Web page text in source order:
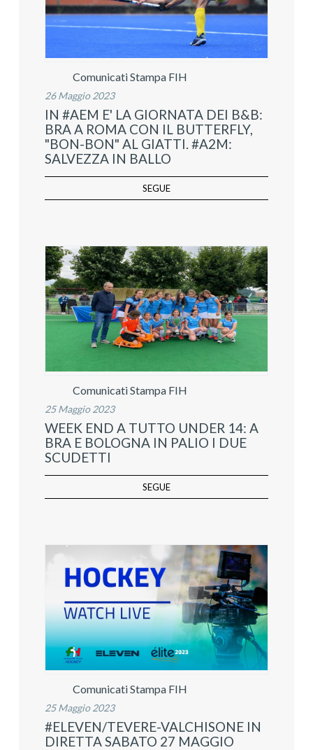
Comunicati Stampa FIH
26 Maggio 2023
IN #AEM E' LA GIORNATA DEI B&B:
BRA A ROMA CON IL BUTTERFLY,
"BON-BON" AL GIATTI. #A2M:
SALVEZZA IN BALLO
SEGUE
Comunicati Stampa FIH
25 Maggio 2023
WEEK END A TUTTO UNDER 14: A
BRA E BOLOGNA IN PALIO I DUE
SCUDETTI
SEGUE
Comunicati Stampa FIH
25 Maggio 2023
#ELEVEN/TEVERE-VALCHISONE IN
DIRETTA SABATO 27 MAGGIO